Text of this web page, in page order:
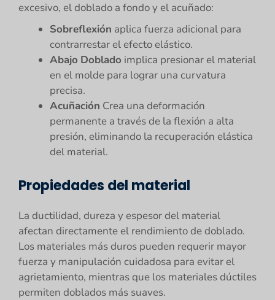
excesivo, el doblado a fondo y el acuñado:
Sobreflexión aplica fuerza adicional para
contrarrestar el efecto elástico.
Abajo Doblado implica presionar el material
en el molde para lograr una curvatura
precisa.
Acuñación Crea una deformación
permanente a través de la flexión a alta
presión, eliminando la recuperación elástica
del material.
Propiedades del material
La ductilidad, dureza y espesor del material
afectan directamente el rendimiento de doblado.
Los materiales más duros pueden requerir mayor
fuerza y manipulación cuidadosa para evitar el
agrietamiento, mientras que los materiales dúctiles
permiten doblados más suaves.